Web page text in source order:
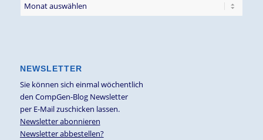
NEWSLETTER
Sie können sich einmal wöchentlich
den CompGen-Blog Newsletter
per E-Mail zuschicken lassen.
Newsletter abonnieren
Newsletter abbestellen?